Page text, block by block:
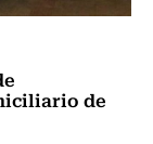
de